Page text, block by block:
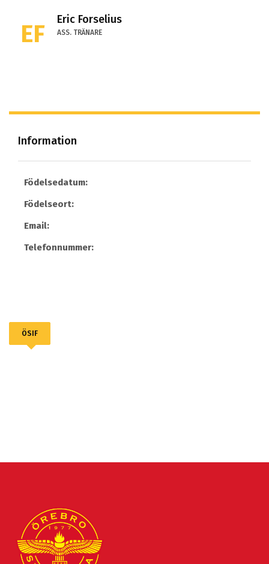
Eric Forselius
ASS. TRÄNARE
EF
Information
Födelsedatum:
Födelseort:
Email:
Telefonnummer:
ÖSIF